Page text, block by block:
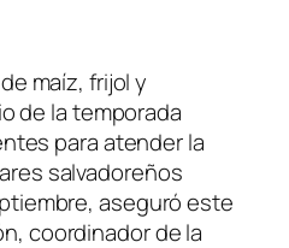
maíz, frijol y
de la temporada
para atender la
salvadoreños
aseguró este
coordinador de la